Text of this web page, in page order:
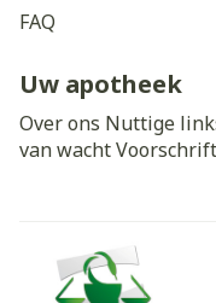
FAQ
Uw apotheek
Over ons Nuttige
van wachtVoorschrift